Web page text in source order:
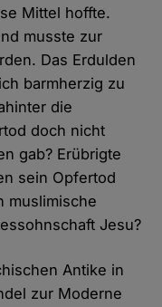
Mittel hoffte.
musste zur
Das Erdulden
barmherzig zu
die
doch nicht
gab? Erübrigte
sein Opfertod
muslimische
Jesu?
Antike in
zur Moderne